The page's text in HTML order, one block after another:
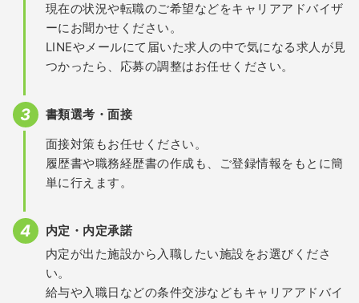
現在の状況や転職のご希望などをキャリアアドバイザ
ーにお聞かせください。
LINEやメールにて届いた求人の中で気になる求人が見
つかったら、応募の調整はお任せください。
書類選考・面接
面接対策もお任せください。
履歴書や職務経歴書の作成も、ご登録情報をもとに簡
単に行えます。
内定・内定承諾
内定が出た施設から入職したい施設をお選びくださ
い。
給与や入職日などの条件交渉などもキャリアアドバイ